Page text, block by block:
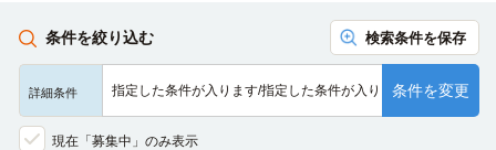
条件を絞り込む 検索条件を保存
詳細条件 指定した条件が入ります/指定した条件が入ります/指定した条…
条件を変更
現在「募集中」のみ表示